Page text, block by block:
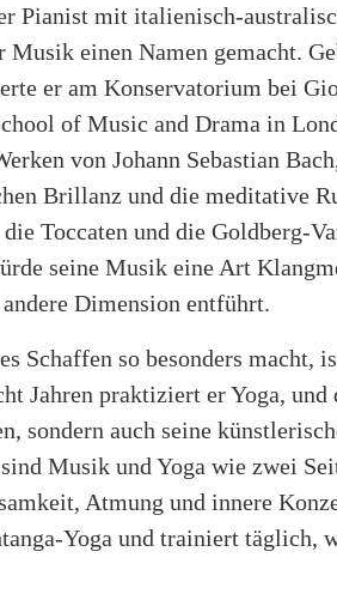
Pianist mit italienisch-
einen Namen gemacht.
er am Konservatorium bei
of Music and Drama in
von Johann Sebastian
Brillanz und die meditative
Toccaten und die Goldberg-
seine Musik eine Art
Dimension entführt.
Schaffen so besonders macht,
Jahren praktiziert er Yoga, und
sondern auch seine
Musik und Yoga wie zwei
Atmung und innere
Yoga und trainiert täglich,